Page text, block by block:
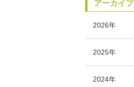
アーカイブ
2026年
2025年
2024年